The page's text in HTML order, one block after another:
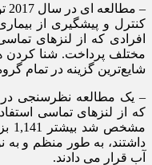
کنترل و پیشگیری از
افرادی که از لنزهای
مختلف پرداخت. شنا کردن
شایع‌ترین گزینه در تمام
که از لنزهای تماسی
داشتند، به طور منظم و به
آب قرار می دادند.